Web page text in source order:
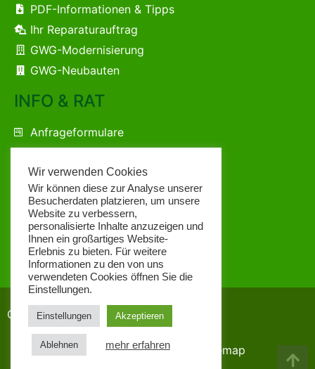
PDF-Informationen & Tipps
Ihr Reparaturauftrag
GWG-Modernisierung
GWG-Neubauten
INFO & RAT
Anfrageformulare
Kontaktformular
Ihre Ansprechpartner
Anfahrtsbeschreibung
Alle Notrufnummern
Unsere Geschäftspartner
Die GWG-Satzung als PDF
Copyright GWG © 2026
Impressum Datenschutz Sitemap
Wir verwenden Cookies
Wir können diese zur Analyse unserer
Besucherdaten platzieren, um unsere
Website zu verbessern,
personalisierte Inhalte anzuzeigen und
Ihnen ein großartiges Website-
Erlebnis zu bieten. Für weitere
Informationen zu den von uns
verwendeten Cookies öffnen Sie die
Einstellungen.
Einstellungen Akzeptieren
Ablehnen mehr erfahren